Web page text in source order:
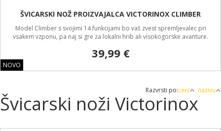
NOVO
ŠVICARSKI NOŽ PROIZVAJALCA VICTORINOX CLIMBER
Model Climber s svojimi 14 funkcijami bo vaš zvest spremljevalec pri
vsakem vzponu, pa naj si gre za lokalni hrib ali visokogorske avanture.
39,99 €
Razvrsti po:ceni nazivu
Švicarski noži Victorinox